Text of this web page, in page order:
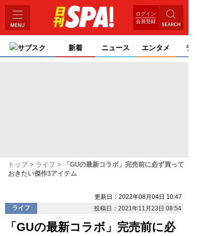
ログイン
会員登録
サブスク 新着 ニュース エンタメ ライ
トップ ライフ
「GUの最新コラボ」完売前に必ず買って
おきたい傑作3アイテム
更新日：2022年08月04日 10:47
ライフ
投稿日：2021年11月23日 08:54
「GUの最新コラボ」完売前に必